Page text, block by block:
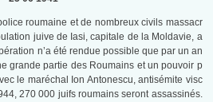
roumaine et de nombreux civils massacr
juive de Iasi, capitale de la Moldavie, a
n’a été rendue possible que par un an
grande partie des Roumains et un pouvoir p
le maréchal Ion Antonescu, antisémite visc
270 000 juifs roumains seront assassinés.